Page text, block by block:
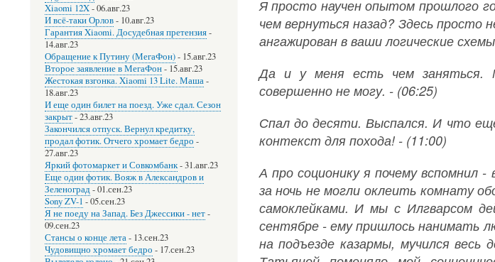
Я просто научен опытом прошлого
чем вернуться назад? Здесь
ангажирован в ваши логические
Да и у меня есть чем заняться.
совершенно не могу. - (06:25)
Спал до десяти. Выспался. И что
контекст для похода! - (11:00)
А про соционику я почему вспомнил
за ночь не могли оклеить комнату
самоклейками. И мы с Илгварсом
сентябре - ему пришлось нанимать
на подъезде казармы, мучился
Xiaomi 12X-06.авг.23
И всё-таки Орлов- 10.авг.23
Гарантия Xiaomi. Досудебная претензия-
14.авг.23
Обращение к Путину (МегаФон)- 15.авг.23
Второе заявление в МегаФон- 15.авг.23
Жестокая взгонка. Xiaomi 13 Lite. Маша-
18.авг.23
И еще один билет на поезд. Уже сдал. Сезон
закрыт-23.авг.23
Закончился отпуск. Вернул кредитку,
продал фотик. Отчего хромает бедро -
27.авг.23
Яркий фотомаркет и Совкомбанк-31.авг.23
Еще один фотик. Вояж в Александров и
Зеленоград-01.сен.23
Sony ZV-1 -05.сен.23
Я не поеду на Запад. Без Джессики - нет-
09.сен.23
Стансы о конце лета- 13.сен.23
Чудовищно хромает бедро - 17.сен.23